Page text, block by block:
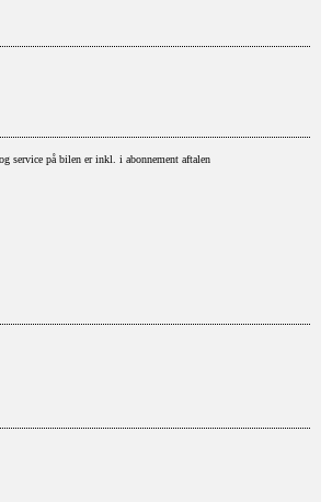
g service på bilen er inkl. i abonnement aftalen